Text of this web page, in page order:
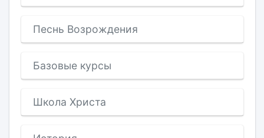
Песнь Возрождения
Базовые курсы
Школа Христа